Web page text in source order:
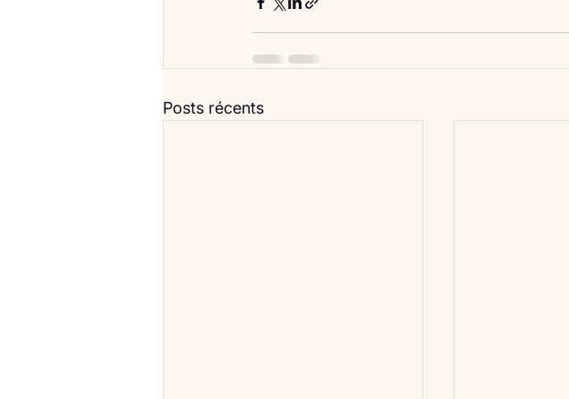
Posts récents